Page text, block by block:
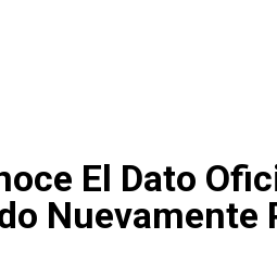
El Dato
Nuevamente